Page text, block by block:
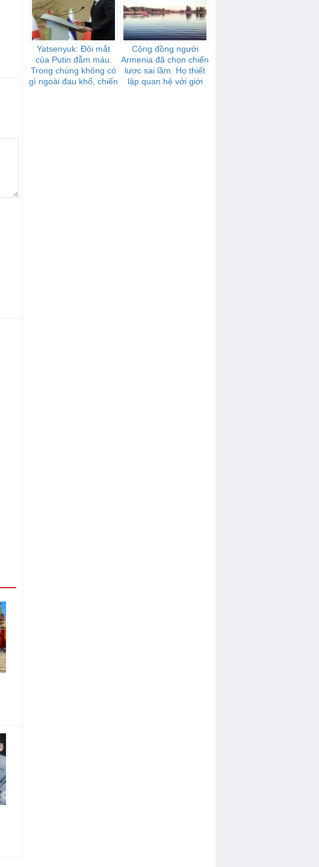
Yatsenyuk: Đôi mắt
của Putin đẫm máu.
Trong chúng không có
gì ngoài đau khổ, chiến
Cộng đồng người
Armenia đã chọn chiến
lược sai lầm. Họ thiết
lập quan hệ với giới